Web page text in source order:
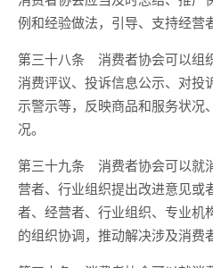
例和经验做法，引导、支持经营
第三十八条 消费者协会可以组
消费评议、投诉信息公示、对投
示警示等，反映商品和服务状况
况。
第三十九条 消费者协会可以就
营者、行业组织提出改进意见或
者、经营者、行业组织、专业机
的组织协调，推动解决涉及消费